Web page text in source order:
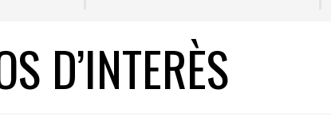
D’INTERÈS